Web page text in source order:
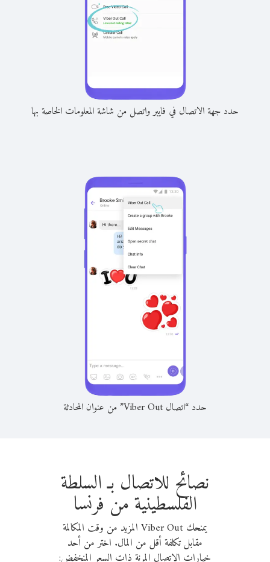
حدد جهة الاتصال في فايبر واتصل من شاشة المعلومات الخاصة بها
حدد “اتصال Viber Out” من عنوان المحادثة
نصائح للاتصال بـ السلطة
الفلسطينية من فرنسا
يمنحك Viber Out المزيد من وقت المكالمة
مقابل تكلفة أقل من المال. اختر من أحد
خيارات الاتصال المرنة ذات السعر المنخفض: